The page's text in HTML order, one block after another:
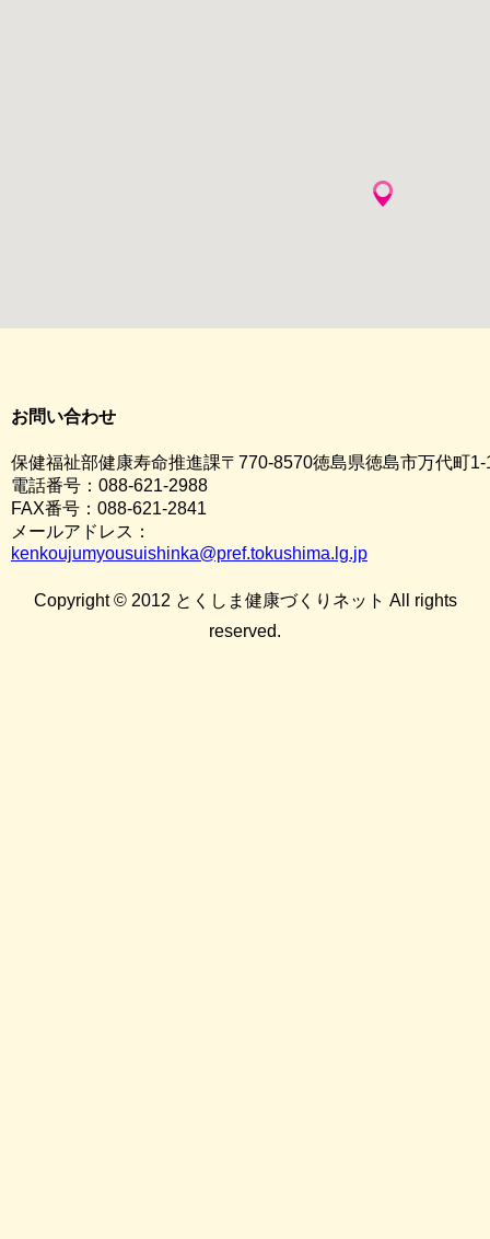
お問い合わせ
保健福祉部健康寿命推進課〒770-8570徳島県徳島市万代町1-
電話番号：088-621-2988
FAX番号：088-621-2841
メールアドレス：
kenkoujumyousuishinka@pref.tokushima.lg.jp
Copyright © 2012 とくしま健康づくりネット All rights
reserved.